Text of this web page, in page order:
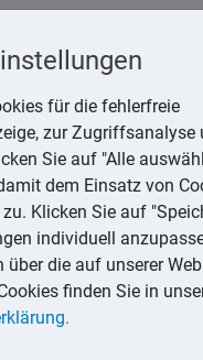
den Lexika
Suchen
kommt es zur
Nur der den
unterliegt der
abzugrenzen.
für die fehlerfreie
zur Zugriffsanalyse
Sie auf "Alle
dem Einsatz von
Klicken Sie auf
individuell
über die auf unserer
finden Sie in